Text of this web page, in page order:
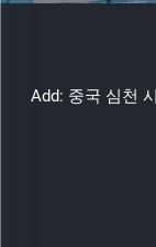
Add: 중국 심천